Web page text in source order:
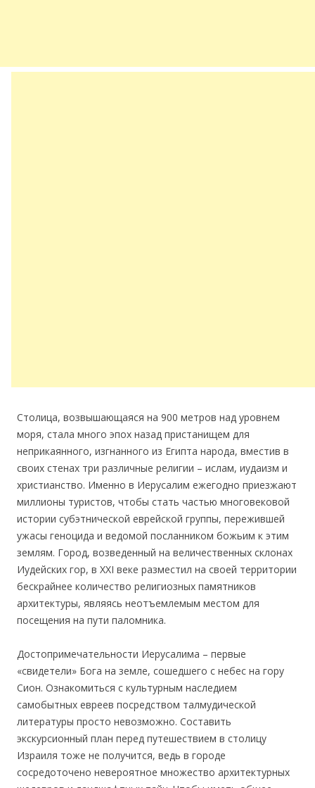
Столица, возвышающаяся на 900 метров над уровнем
моря, стала много эпох назад пристанищем для
неприкаянного, изгнанного из Египта народа, вместив в
своих стенах три различные религии – ислам, иудаизм и
христианство. Именно в Иерусалим ежегодно приезжают
миллионы туристов, чтобы стать частью многовековой
истории субэтнической еврейской группы, пережившей
ужасы геноцида и ведомой посланником божьим к этим
землям. Город, возведенный на величественных склонах
Иудейских гор, в XXI веке разместил на своей территории
бескрайнее количество религиозных памятников
архитектуры, являясь неотъемлемым местом для
посещения на пути паломника.
Достопримечательности Иерусалима – первые
«свидетели» Бога на земле, сошедшего с небес на гору
Сион. Ознакомиться с культурным наследием
самобытных евреев посредством талмудической
литературы просто невозможно. Составить
экскурсионный план перед путешествием в столицу
Израиля тоже не получится, ведь в городе
сосредоточено невероятное множество архитектурных